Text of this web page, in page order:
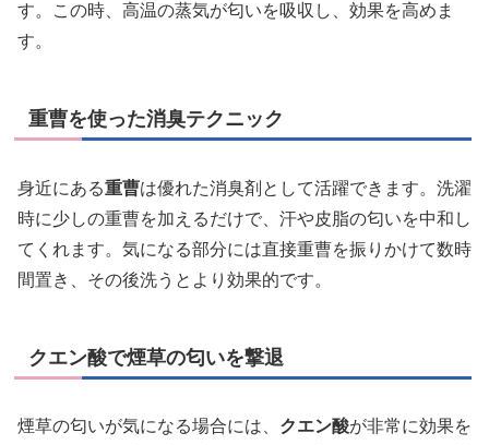
す。この時、高温の蒸気が匂いを吸収し、効果を高めま
す。
重曹を使った消臭テクニック
身近にある重曹は優れた消臭剤として活躍できます。洗濯
時に少しの重曹を加えるだけで、汗や皮脂の匂いを中和し
てくれます。気になる部分には直接重曹を振りかけて数時
間置き、その後洗うとより効果的です。
クエン酸で煙草の匂いを撃退
煙草の匂いが気になる場合には、 クエン酸が非常に効果を